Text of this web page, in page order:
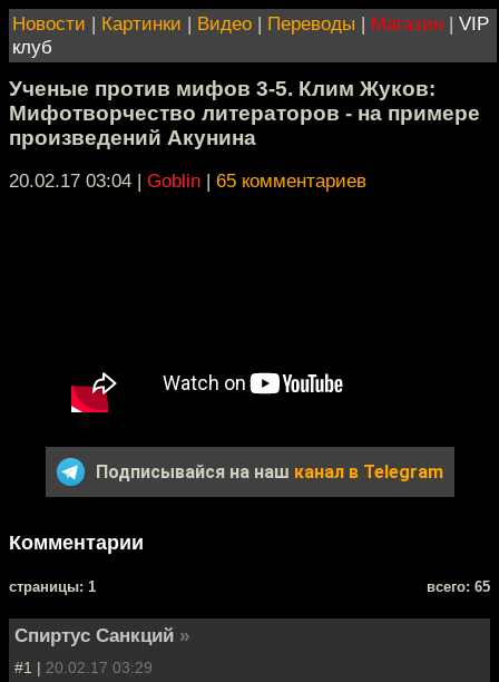
Новости | Картинки | Видео | Переводы | Магазин | VIP
клуб
Ученые против мифов 3-5. Клим Жуков:
Мифотворчество литераторов - на примере
произведений Акунина
20.02.17 03:04 | Goblin | 65 комментариев
Подписывайся на наш канал в Telegram
Комментарии
cтраницы: 1 всего: 65
Спиртус Санкций »
#1 | 20.02.17 03:29